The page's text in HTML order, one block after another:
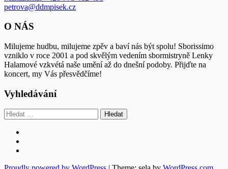
petrova@ddmpisek.cz
O NÁS
Milujeme hudbu, milujeme zpěv a baví nás být spolu! Sborissimo
vzniklo v roce 2001 a pod skvělým vedením sbormistryně Lenky
Halamové vzkvétá naše umění až do dnešní podoby. Přijďte na
koncert, my Vás přesvědčíme!
Vyhledávání
Vyhledávání